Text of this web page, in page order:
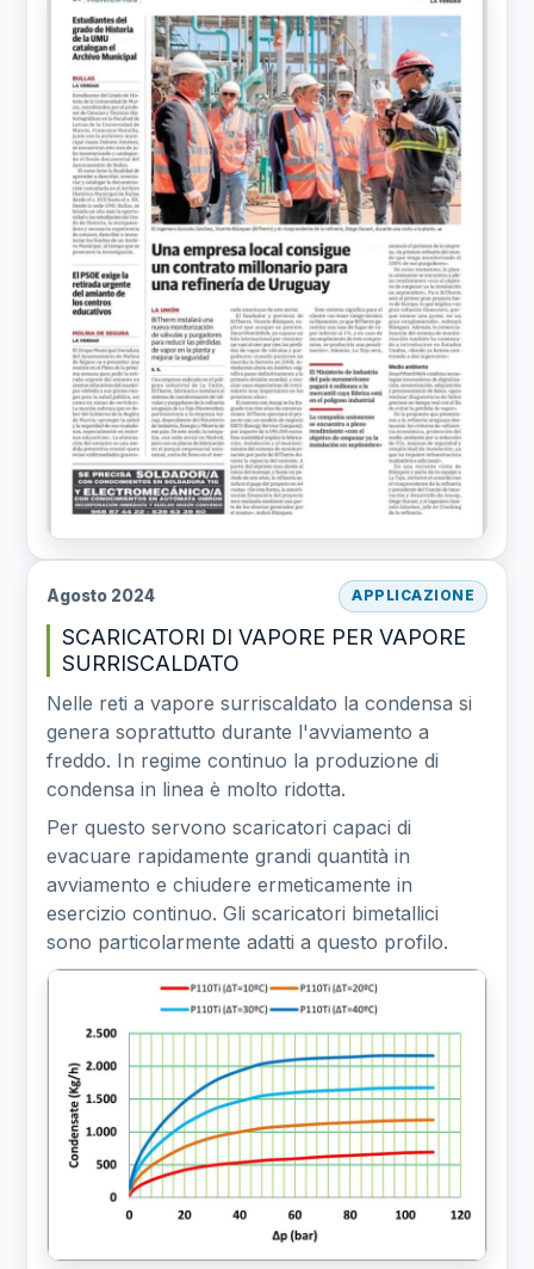
Agosto 2024 APPLICAZIONE
SCARICATORI DI VAPORE PER VAPORE
SURRISCALDATO
Nelle reti a vapore surriscaldato la condensa si
genera soprattutto durante l'avviamento a
freddo. In regime continuo la produzione di
condensa in linea è molto ridotta.
Per questo servono scaricatori capaci di
evacuare rapidamente grandi quantità in
avviamento e chiudere ermeticamente in
esercizio continuo. Gli scaricatori bimetallici
sono particolarmente adatti a questo profilo.